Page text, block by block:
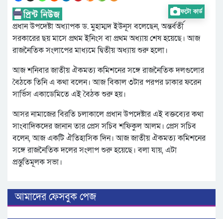
ফটো কার্ড
প্রধান উপদেষ্টা অধ্যাপক ড. মুহাম্মদ ইউনূস বলেছেন, অন্তর্বর্তী
সরকারের ছয় মাসে প্রথম ইনিংস বা প্রথম অধ্যায় শেষ হয়েছে। আজ
রাজনৈতিক সংলাপের মাধ্যমে দ্বিতীয় অধ্যায় শুরু হলো।
আজ শনিবার জাতীয় ঐকমত্য কমিশনের সঙ্গে রাজনৈতিক দলগুলোর
বৈঠকে তিনি এ কথা বলেন। আজ বিকাল ৩টার পরপর ঢাকার ফরেন
সার্ভিস একাডেমিতে এই বৈঠক শুরু হয়।
আসর নামাজের বিরতি চলাকালে প্রধান উপদেষ্টার এই বক্তব্যের কথা
সাংবাদিকদের জানান তার প্রেস সচিব শফিকুল আলম। প্রেস সচিব
বলেন, আজ একটি ঐতিহাসিক দিন। আজ জাতীয় ঐকমত্য কমিশনের
সঙ্গে রাজনৈতিক দলের সংলাপ শুরু হয়েছে। বলা যায়, এটা
প্রস্তুতিমূলক সভা।
আমাদের ফেসবুক পেজ